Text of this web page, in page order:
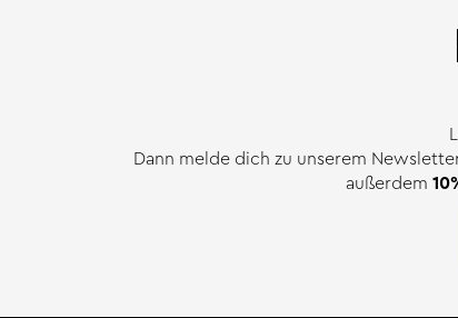
Dann melde dich zu unserem
außerdem